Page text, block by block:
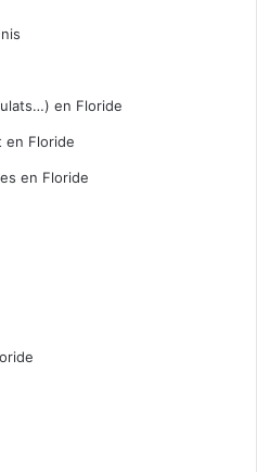
en Floride
en Floride
en Floride